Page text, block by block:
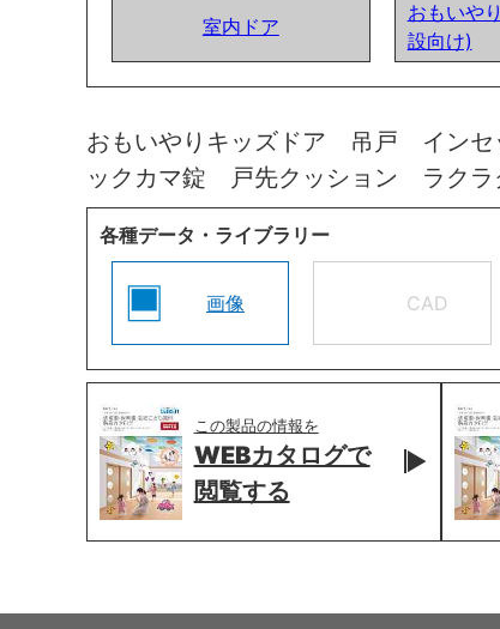
室内ドア
おもいや
設向け)
おもいやりキッズドア 吊戸 イン
ックカマ錠 戸先クッション ラクラ
各種データ・ライブラリー
画像 CAD
この製品の情報を
WEBカタログで
閲覧する